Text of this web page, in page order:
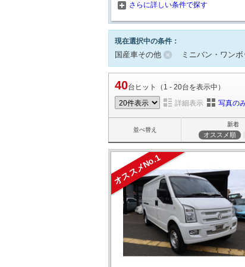
さらに詳しい条件で探す
現在選択中の条件：
国産車その他 ミニバン・ワン
40台ヒット（1 - 20台を表示中）
詳細表示 写真の
並べ替え
新着
オススメ順 ｜
オススメNo.1